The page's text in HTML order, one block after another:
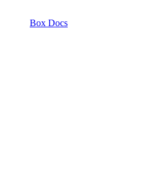
Box Docs